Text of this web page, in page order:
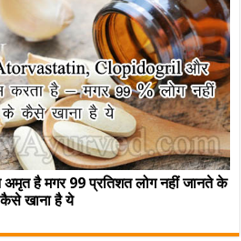
है मगर 99 प्रतिशत लोग नहीं जानते के
कैसे खाना है ये